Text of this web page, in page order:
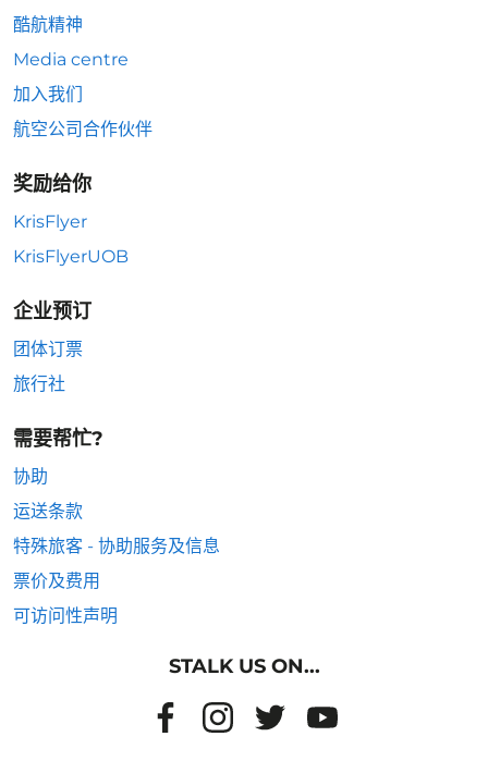
酷航精神
Media centre
加入我们
航空公司合作伙伴
奖励给你
KrisFlyer
KrisFlyerUOB
企业预订
团体订票
旅行社
需要帮忙?
协助
运送条款
特殊旅客 - 协助服务及信息
票价及费用
可访问性声明
STALK US ON...